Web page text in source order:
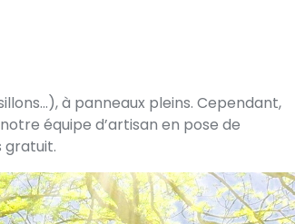
à panneaux pleins. Cependant,
équipe d’artisan en pose de
gratuit.